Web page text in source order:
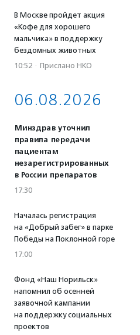
В Москве пройдет акция
«Кофе для хорошего
мальчика» в поддержку
бездомных животных
10:52 · Прислано НКО
06.08.2026
Минздрав уточнил
правила передачи
пациентам
незарегистрированных
в России препаратов
17:30
Началась регистрация
на «Добрый забег» в парке
Победы на Поклонной горе
17:00
Фонд «Наш Норильск»
напомнил об осенней
заявочной кампании
на поддержку социальных
проектов